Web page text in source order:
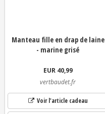
Manteau fille en drap de laine
- marine grisé
EUR 40,99
vertbaudet.fr
Voir l'article cadeau